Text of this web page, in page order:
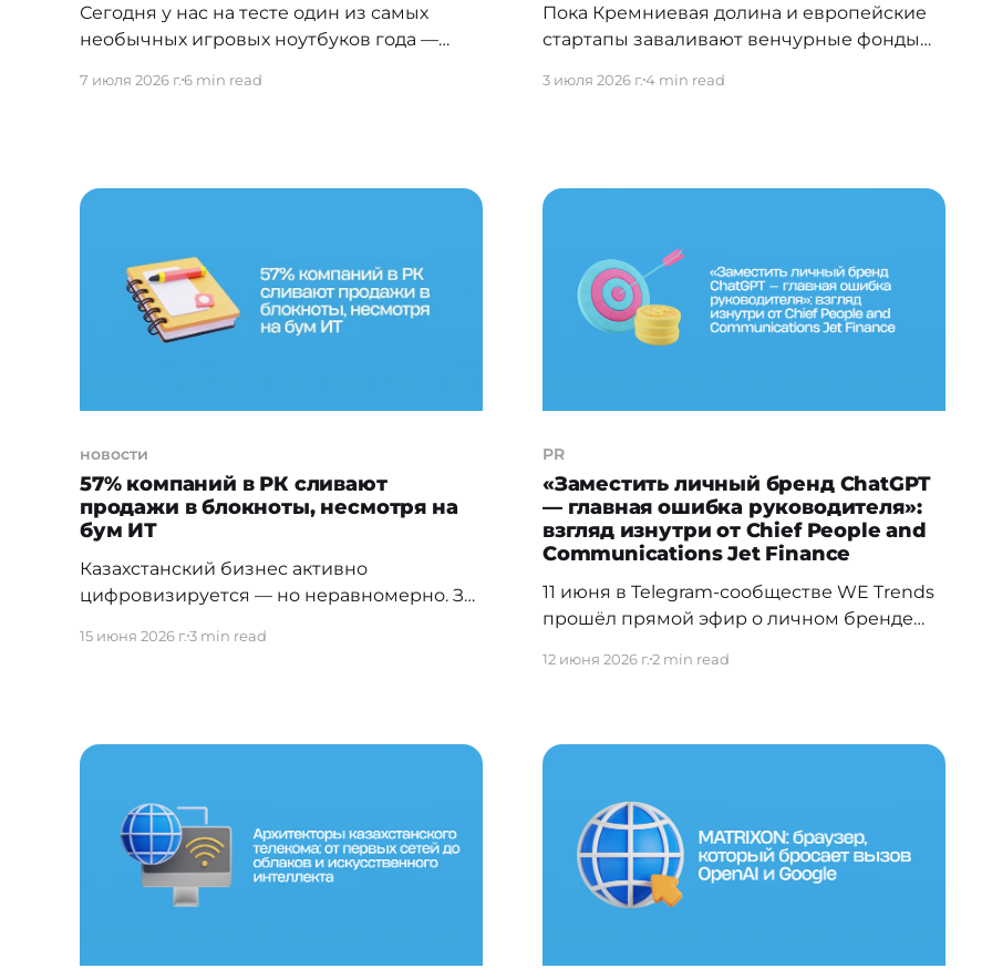
Сегодня у нас на тесте один из самых
необычных игровых ноутбуков года —
флагманская история в линейке ROG
ноутбуку просто недоступны. ROG в этом
десятилетия геймерских
7 июля 2026 г.6 min read
Пока Кремниевая долина и европейские
стартапы заваливают венчурные фонды
email-рассылок, в СНГ назревает тихая
который бьет точно в цель локального
реально принимаются решения и
закрываются сделки: в WhatsApp и
Telegram. Расскажи,
3 июля 2026 г.4 min read
новости
57% компаний в РК сливают
продажи в блокноты, несмотря на
бум ИТ
Казахстанский бизнес активно
цифровизируется — но неравномерно. За
выросло более чем вдвое: с 20% в 2021
все используют. К таким выводам пришли
15 июня 2026 г.3 min read
PR
«Заместить личный бренд ChatGPT
— главная ошибка руководителя»:
взгляд изнутри от Chief People and
Communications Jet Finance
11 июня в Telegram-сообществе WE Trends
прошёл прямой эфир о личном бренде
Николь Ива Зуймач, Chief People and
международных компаниях. Делимся её
имеет потолок По словам Николь, пиар-
стратегия всегда строится от
12 июня 2026 г.2 min read